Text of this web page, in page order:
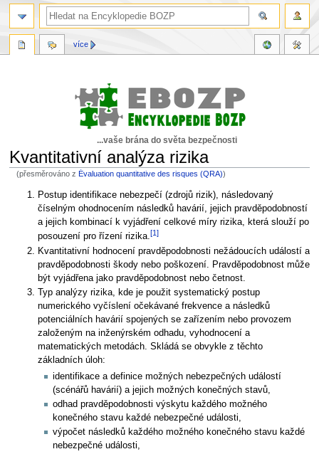
...vaše brána do světa bezpečnosti
Kvantitativní analýza rizika
(přesměrováno z Évaluation quantitative des risques (QRA))
Skočit
navigaci
Skočit
vyhledávání
Postup identifikace nebezpečí (zdrojů rizik), následovaný
číselným ohodnocením následků havárií, jejich pravděpodobností
a jejich kombinací k vyjádření celkové míry rizika, která slouží po
posouzení pro řízení rizika.[1]
Kvantitativní hodnocení pravděpodobnosti nežádoucích událostí a
pravděpodobnosti škody nebo poškození. Pravděpodobnost může
být vyjádřena jako pravděpodobnost nebo četnost.
Typ analýzy rizika, kde je použit systematický postup
numerického vyčíslení očekávané frekvence a následků
potenciálních havárií spojených se zařízením nebo provozem
založeným na inženýrském odhadu, vyhodnocení a
matematických metodách. Skládá se obvykle z těchto
základních úloh:
identifikace a definice možných nebezpečných událostí
(scénářů havárií) a jejich možných konečných stavů,
odhad pravděpodobnosti výskytu každého možného
konečného stavu každé nebezpečné události,
výpočet následků každého možného konečného stavu každé
nebezpečné události,
více